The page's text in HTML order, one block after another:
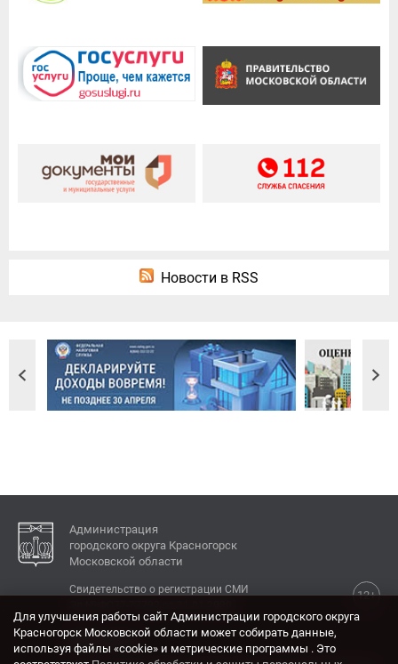
Новости в RSS
Администрация
городского округа Красногорск
Московской области
12+
Свидетельство о регистрации СМИ
КОНТАКТЫ
Для улучшения работы сайт Администрации городского округа
Красногорск Московской области может собирать данные,
используя файлы «cookie» и метрические программы . Это